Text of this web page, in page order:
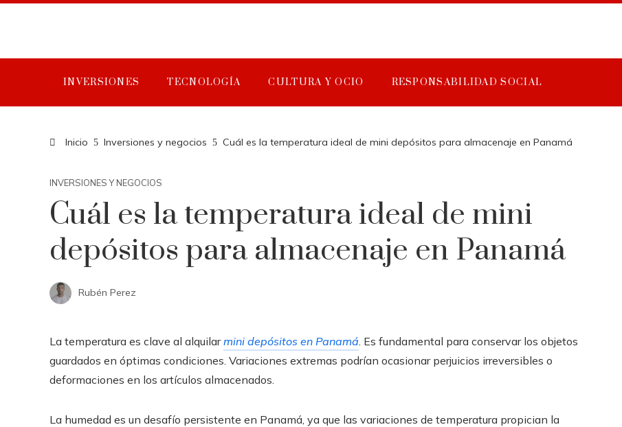
INVERSIONES TECNOLOGÍA CULTURA Y OCIO RESPONSABILIDAD SOCIAL
Inicio Inversiones y negocios Cuál es la temperatura ideal de mini depósitos para almacenaje en Panamá
INVERSIONES Y NEGOCIOS
Cuál es la temperatura ideal de mini
depósitos para almacenaje en Panamá
Rubén Perez
La temperatura es clave al alquilarmini depósitos en Panamá. Es fundamental para conservar los objetos
guardados en óptimas condiciones. Variaciones extremas podrían ocasionar perjuicios irreversibles o
deformaciones en los artículos almacenados.
La humedad es un desafío persistente en Panamá, ya que las variaciones de temperatura propician la